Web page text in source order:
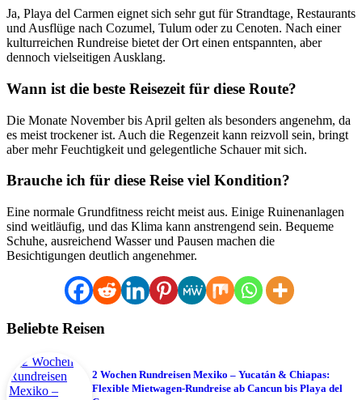
Ja, Playa del Carmen eignet sich sehr gut für Strandtage, Restaurants
und Ausflüge nach Cozumel, Tulum oder zu Cenoten. Nach einer
kulturreichen Rundreise bietet der Ort einen entspannten, aber
dennoch vielseitigen Ausklang.
Wann ist die beste Reisezeit für diese Route?
Die Monate November bis April gelten als besonders angenehm, da
es meist trockener ist. Auch die Regenzeit kann reizvoll sein, bringt
aber mehr Feuchtigkeit und gelegentliche Schauer mit sich.
Brauche ich für diese Reise viel Kondition?
Eine normale Grundfitness reicht meist aus. Einige Ruinenanlagen
sind weitläufig, und das Klima kann anstrengend sein. Bequeme
Schuhe, ausreichend Wasser und Pausen machen die
Besichtigungen deutlich angenehmer.
Beliebte Reisen
2 Wochen Rundreisen Mexiko – Yucatán & Chiapas:
Flexible Mietwagen-Rundreise ab Cancun bis Playa del